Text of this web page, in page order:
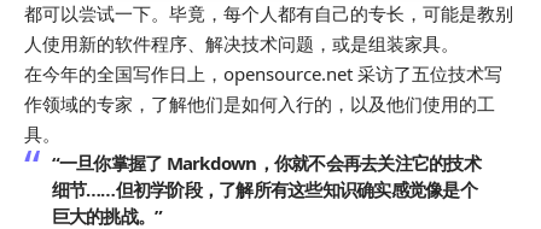
都可以尝试一下。毕竟，每个人都有自己的专长，可能是教别
人使用新的软件程序、解决技术问题，或是组装家具。
在今年的全国写作日上，opensource.net 采访了五位技术写
作领域的专家，了解他们是如何入行的，以及他们使用的工
具。
“一旦你掌握了 Markdown，你就不会再去关注它的技术
细节……但初学阶段，了解所有这些知识确实感觉像是个
巨大的挑战。”